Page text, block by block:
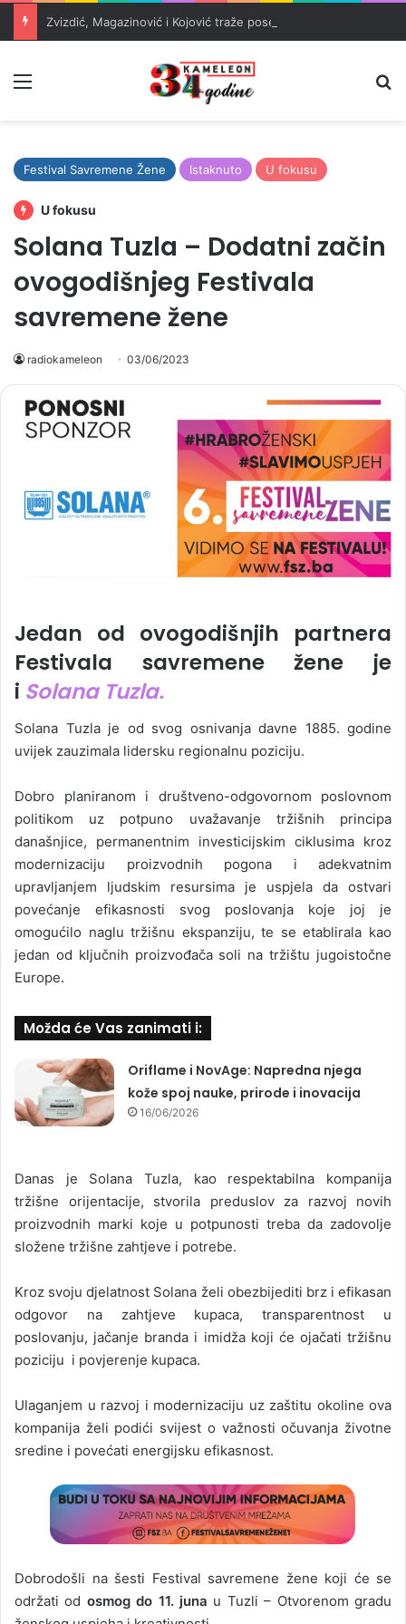
Festival Savremene Žene Istaknuto U fokusu
U fokusu
Solana Tuzla – Dodatni začin
ovogodišnjeg Festivala
savremene žene
radiokameleon 03/06/2023
Jedan od ovogodišnjih partnera
Festivala savremene žene je
i Solana Tuzla.
Solana Tuzla je od svog osnivanja davne 1885. godine
uvijek zauzimala lidersku regionalnu poziciju.
Dobro planiranom i društveno-odgovornom poslovnom
politikom uz potpuno uvažavanje tržišnih principa
današnjice, permanentnim investicijskim ciklusima kroz
modernizaciju proizvodnih pogona i adekvatnim
upravljanjem ljudskim resursima je uspjela da ostvari
povećanje efikasnosti svog poslovanja koje joj je
omogućilo naglu tržišnu ekspanziju, te se etablirala kao
jedan od ključnih proizvođača soli na tržištu jugoistočne
Europe.
Možda će Vas zanimati i:
Oriflame i NovAge: Napredna njega
kože spoj nauke, prirode i inovacija
16/06/2026
Danas je Solana Tuzla, kao respektabilna kompanija
tržišne orijentacije, stvorila preduslov za razvoj novih
proizvodnih marki koje u potpunosti treba da zadovolje
složene tržišne zahtjeve i potrebe.
Kroz svoju djelatnost Solana želi obezbijediti brz i efikasan
odgovor na zahtjeve kupaca, transparentnost u
poslovanju, jačanje branda i imidža koji će ojačati tržišnu
poziciju i povjerenje kupaca.
Ulaganjem u razvoj i modernizaciju uz zaštitu okoline ova
kompanija želi podići svijest o važnosti očuvanja životne
sredine i povećati energijsku efikasnost.
Dobrodošli na šesti Festival savremene žene koji će se
održati od osmog do 11. juna u Tuzli – Otvorenom gradu